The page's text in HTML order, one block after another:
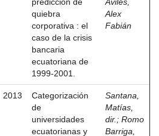
quiebra
corporativa : el
caso de la crisis
bancaria
ecuatoriana de
1999-2001.
Alex
Fabián
2013
Categorización
de
universidades
ecuatorianas y
Santana,
Matías,
dir. ; Romo
Barriga,